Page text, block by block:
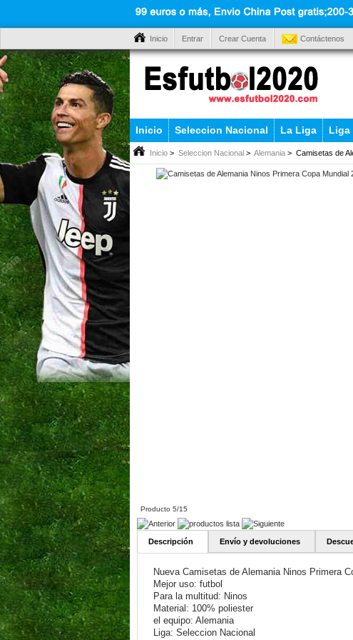
Inicio Entrar Crear Cuenta Contáctenos
Inicio Seleccion Nacional La Liga Liga
Inicio > Seleccion Nacional > Alemania > Camisetas de
Producto 5/15
Descripción Envío y devoluciones
Nueva Camisetas de Alemania Ninos Primera
Mejor uso: futbol
Para la multitud: Ninos
Material: 100% poliester
el equipo: Alemania
Liga: Seleccion Nacional